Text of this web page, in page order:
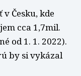
Česku, kde
cca 1,7mil.
od 1. 1. 2022).
by si vykázal